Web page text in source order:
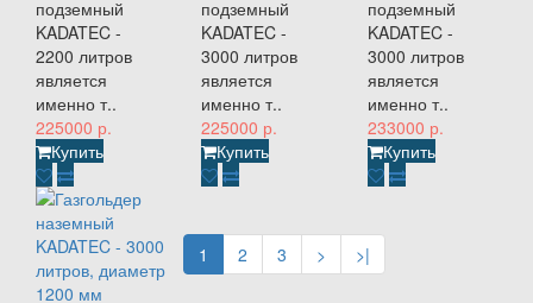
подземный
KADATEC -
2200 литров
является
именно т..
225000 р.
Купить
подземный
KADATEC -
3000 литров
является
именно т..
225000 р.
Купить
подземный
KADATEC -
3000 литров
является
именно т..
233000 р.
Купить
1 2 3 > >|